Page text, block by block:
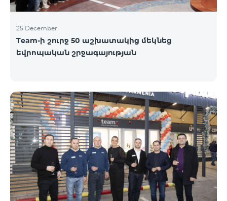
25 December
Team-ի շուրջ 50 աշխատակից մեկնեց
եվրոպական շրջագայության